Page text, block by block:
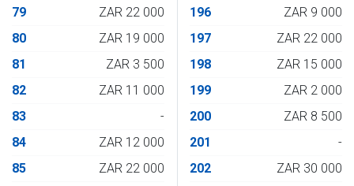
79
ZAR 22 000
80
ZAR 19 000
81
ZAR 3 500
82
ZAR 11 000
83
-
84
ZAR 12 000
85
ZAR 22 000
196
ZAR 9 000
197
ZAR 22 000
198
ZAR 15 000
199
ZAR 2 000
200
ZAR 8 500
201
-
202
ZAR 30 000